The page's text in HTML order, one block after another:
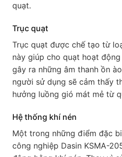
quạt.
Trục quạt
Trục quạt được chế tạo từ
này giúp cho quạt hoạt
gây ra những âm thanh ồn
người sử dụng sẽ cảm thấy
hưởng luồng gió mát mẻ từ
Hệ thống khí nén
Một trong những điểm đặc
công nghiệp Dasin KSMA-